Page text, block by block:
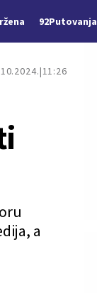
92Putovanja
11:26
a